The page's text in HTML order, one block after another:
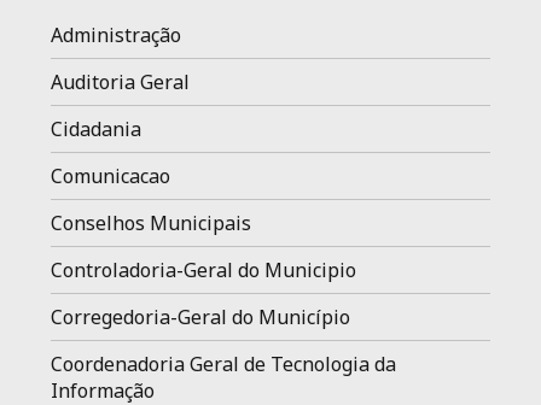
Administração
Auditoria Geral
Cidadania
Comunicacao
Conselhos Municipais
Controladoria-Geral do Municipio
Corregedoria-Geral do Município
Coordenadoria Geral de Tecnologia da
Informação